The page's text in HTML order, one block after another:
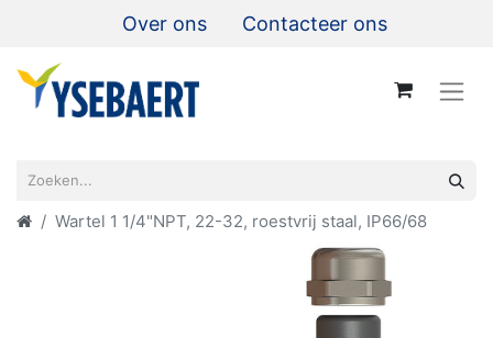
Over ons Contacteer ons
Wartel 1 1/4"NPT, 22-32, roestvrij staal, IP66/68